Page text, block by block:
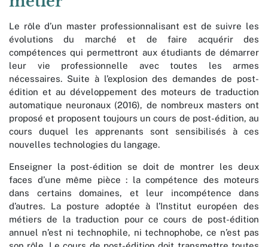
Le rôle d’un master professionnalisant est de suivre les
évolutions du marché et de faire acquérir des
compétences qui permettront aux étudiants de démarrer
leur vie professionnelle avec toutes les armes
nécessaires. Suite à l’explosion des demandes de post-
édition et au développement des moteurs de traduction
automatique neuronaux (2016), de nombreux masters ont
proposé et proposent toujours un cours de post-édition, au
cours duquel les apprenants sont sensibilisés à ces
nouvelles technologies du langage.
Enseigner la post-édition se doit de montrer les deux
faces d’une même pièce : la compétence des moteurs
dans certains domaines, et leur incompétence dans
d’autres. La posture adoptée à l’Institut européen des
métiers de la traduction pour ce cours de post-édition
annuel n’est ni technophile, ni technophobe, ce n’est pas